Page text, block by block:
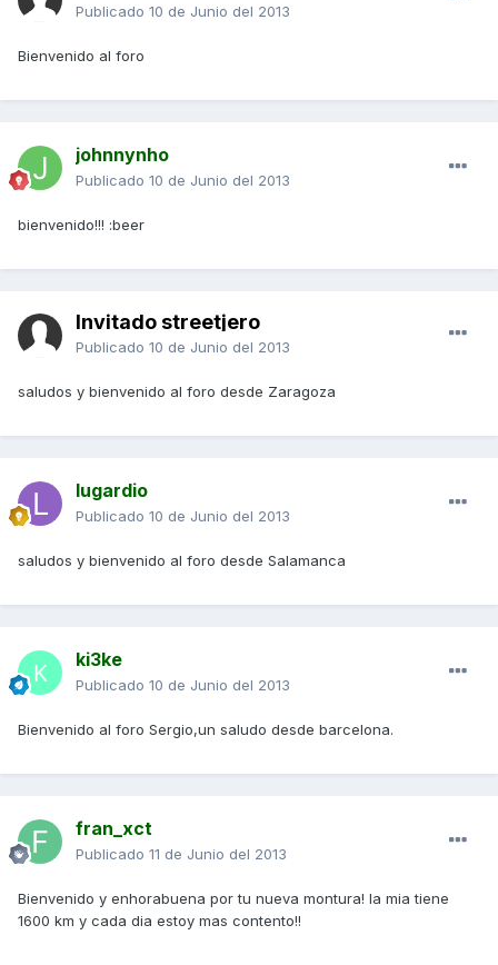
Publicado 10 de Junio del 2013
Bienvenido al foro
johnnynho
Publicado 10 de Junio del 2013
bienvenido!!! :beer
Invitado streetjero
Publicado 10 de Junio del 2013
saludos y bienvenido al foro desde Zaragoza
lugardio
Publicado 10 de Junio del 2013
saludos y bienvenido al foro desde Salamanca
ki3ke
Publicado 10 de Junio del 2013
Bienvenido al foro Sergio,un saludo desde barcelona.
fran_xct
Publicado 11 de Junio del 2013
Bienvenido y enhorabuena por tu nueva montura! la mia tiene
1600 km y cada dia estoy mas contento!!